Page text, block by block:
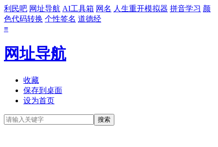
利民吧 网址导航 AI工具箱 网名 人生重开模拟器 拼音学习 颜
色代码转换 个性签名 道德经
≡
网址导航
收藏
保存到桌面
设为首页